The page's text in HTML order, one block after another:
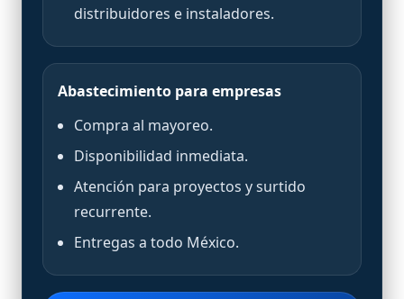
distribuidores e instaladores.
Abastecimiento para empresas
Compra al mayoreo.
Disponibilidad inmediata.
Atención para proyectos y surtido
recurrente.
Entregas a todo México.